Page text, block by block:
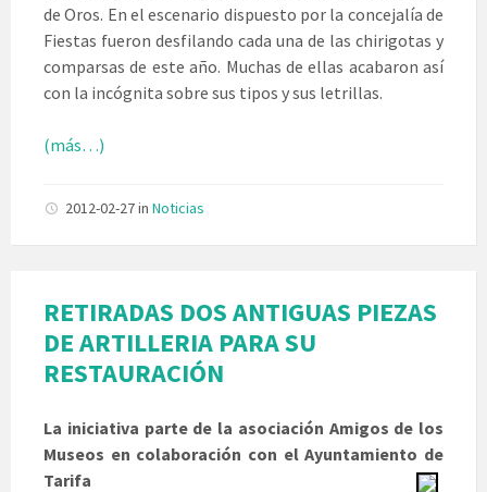
de Oros. En el escenario dispuesto por la concejalía de
Fiestas fueron desfilando cada una de las chirigotas y
comparsas de este año. Muchas de ellas acabaron así
con la incógnita sobre sus tipos y sus letrillas.
(más…)
2012-02-27in Noticias
RETIRADAS DOS ANTIGUAS PIEZAS
DE ARTILLERIA PARA SU
RESTAURACIÓN
La iniciativa parte de la asociación Amigos de los
Museos en colaboración con el Ayuntamiento de
Tarifa